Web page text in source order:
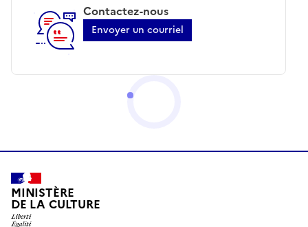
Contactez-nous
Envoyer un courriel
MINISTÈRE
DE LA CULTURE